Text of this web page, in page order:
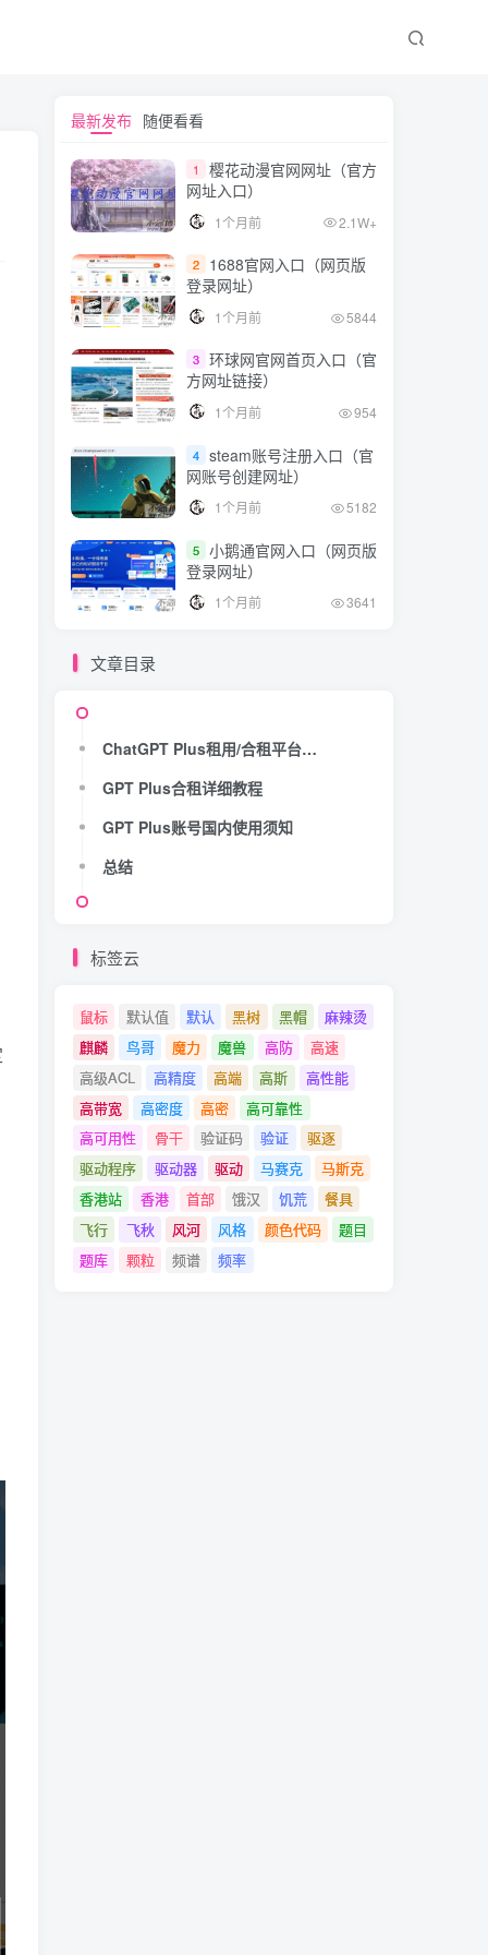
GPT Plus合租详细教程
GPT Plus账号国内使用须知
总结
最新发布 随便看看
1
樱花动漫官网网址（官方
网址入口）
1个月前 2.1W+
2
1688官网入口（网页版
登录网址）
1个月前 5844
3 环球网官网首页入口（官
方网址链接）
1个月前 954
4 steam账号注册入口（官
网账号创建网址）
1个月前 5182
5 小鹅通官网入口（网页版
登录网址）
1个月前 3641
文章目录
ChatGPT Plus租用/合租平台推荐
GPT Plus合租详细教程
GPT Plus账号国内使用须知
总结
标签云
鼠标 默认值 默认 黑树 黑帽
麻辣烫
麒麟
鸟哥 魔力 魔兽 高防
高速
高级ACL
高精度 高端 高斯
高性能
高带宽
高密度 高密
高可靠性
高可用性
骨干 验证码 验证
驱逐
驱动程序
驱动器 驱动 马赛克
马斯克
香港站
香港 首部 饿汉 饥荒
餐具
飞行
飞秋 风河 风格 颜色代码
题目
题库
颗粒 频谱 频率